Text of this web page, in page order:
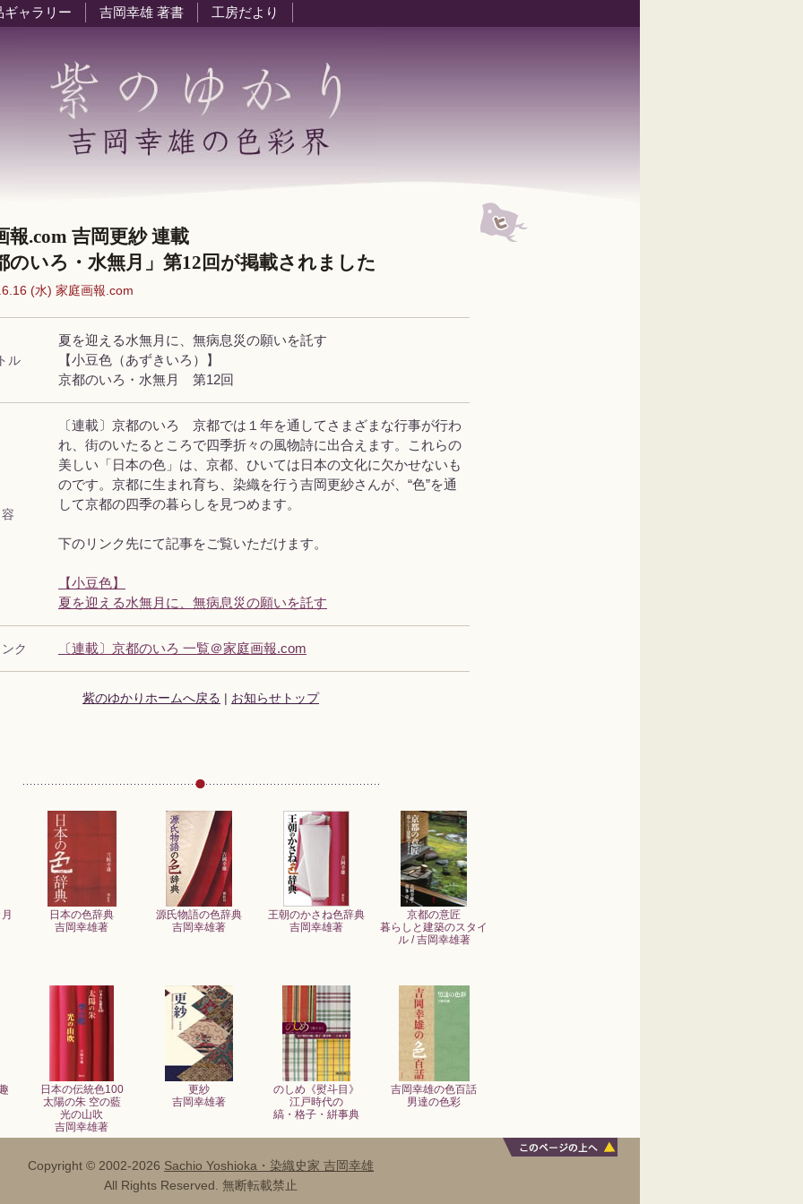
ギャラリー 吉岡幸雄 著書 工房だより
報.com 吉岡更紗 連載
のいろ・水無月」第12回が掲載されました
(水) 家庭画報.com
ル
夏を迎える水無月に、無病息災の願いを託す
【小豆色（あずきいろ）】
京都のいろ・水無月 第12回
〔連載〕京都のいろ 京都では１年を通してさまざまな行事が行わ
れ、街のいたるところで四季折々の風物詩に出合えます。これらの
美しい「日本の色」は、京都、ひいては日本の文化に欠かせないも
のです。京都に生まれ育ち、染織を行う吉岡更紗さんが、“色”を通
して京都の四季の暮らしを見つめます。
下のリンク先にて記事をご覧いただけます。
【小豆色】
夏を迎える水無月に、無病息災の願いを託す
ク 〔連載〕京都のいろ 一覧＠家庭画報.com
紫のゆかりホームへ戻る | お知らせトップ
日本の色辞典
吉岡幸雄著
源氏物語の色辞典
吉岡幸雄著
王朝のかさね色辞典
吉岡幸雄著
京都の意匠
暮らしと建築のスタイ
ル / 吉岡幸雄著
日本の伝統色100
太陽の朱 空の藍
光の山吹
吉岡幸雄著
更紗
吉岡幸雄著
のしめ《熨斗目》
江戸時代の
縞・格子・絣事典
吉岡幸雄の色百話
男達の色彩
Copyright © 2002-2026 Sachio Yoshioka・染織史家 吉岡幸雄
All Rights Reserved. 無断転載禁止